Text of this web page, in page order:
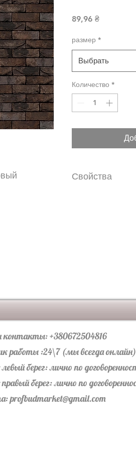
89,96 ₴Цена
размер *
Выбрать
Количество *
Свойства
+380672504816
работы :24\7 (мы всегда онлайн)
берег: лично по
берег: лично по
profbudmarket@gmail.com